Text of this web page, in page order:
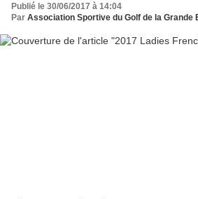
Publié le 30/06/2017 à 14:04
Par Association Sportive du Golf de la Grande